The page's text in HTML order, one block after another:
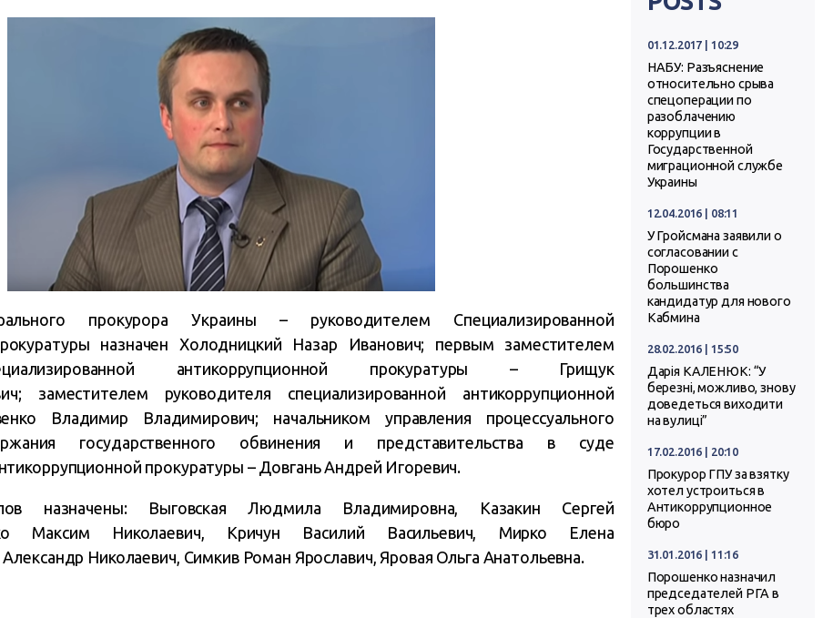
прокурора Украины – руководителем Специализированной
назначенХолодницкий Назар Иванович; первым заместителем
антикоррупционной прокуратуры – Грищук
заместителем руководителя специализированной антикоррупционной
Владимир Владимирович; начальником управления процессуального
государственного обвинения и представительства в суде
прокуратуры –Довгань Андрей Игоревич.
назначены: Выговская Людмила Владимировна, Казакин Сергей
Максим Николаевич, Кричун Василий Васильевич, Мирко Елена
Николаевич, Симкив Роман Ярославич, Яровая Ольга Анатольевна.
01.12.2017 | 10:29
НАБУ: Разъяснение
относительно срыва
спецоперации по
разоблачению
коррупции в
Государственной
миграционной службе
Украины
12.04.2016 | 08:11
У Гройсмана заявили о
согласовании с
Порошенко
большинства
кандидатур для нового
Кабмина
28.02.2016 | 15:50
Дарія КАЛЕНЮК: “У
березні, можливо, знову
доведеться виходити
на вулиці”
17.02.2016 | 20:10
Прокурор ГПУ за взятку
хотел устроиться в
Антикоррупционное
бюро
31.01.2016 | 11:16
​Порошенко назначил
председателей РГА в
трех областях